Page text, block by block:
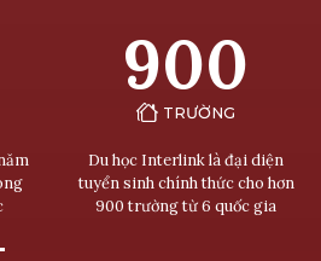
900
TRƯỜNG
Du học Interlink là đại diện
tuyển sinh chính thức cho hơn
900 trường từ 6 quốc gia